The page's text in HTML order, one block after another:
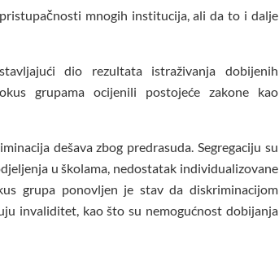
mnogih institucija, ali da to i dalje
dio rezultata istraživanja dobijenih
grupama ocijenili postojeće zakone kao
dešava zbog predrasuda. Segregaciju su
u školama, nedostatak individualizovane
grupa ponovljen je stav da diskriminacijom
invaliditet, kao što su nemogućnost dobijanja